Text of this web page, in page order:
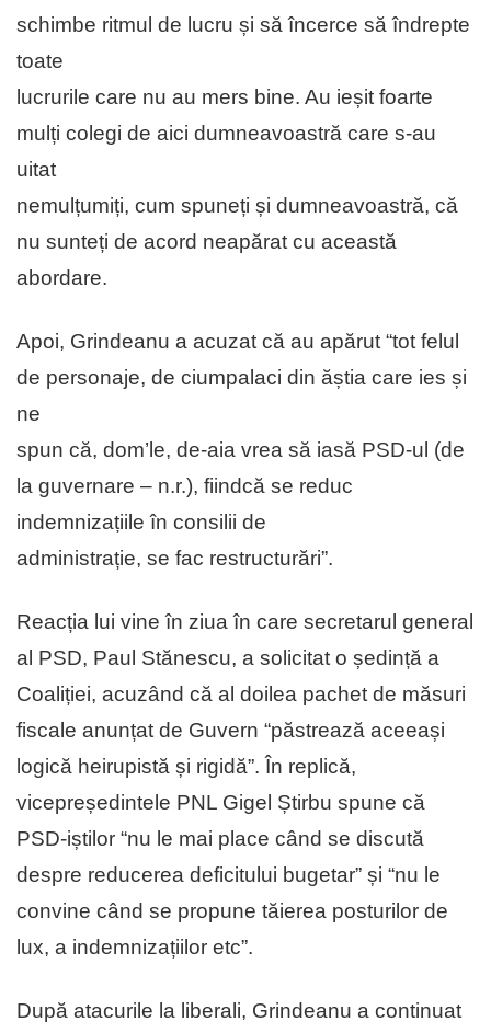
schimbe ritmul de lucru și să încerce să îndrepte
toate
lucrurile care nu au mers bine. Au ieșit foarte
mulți colegi de aici dumneavoastră care s-au
uitat
nemulțumiți, cum spuneți și dumneavoastră, că
nu sunteți de acord neapărat cu această
abordare.
Apoi, Grindeanu a acuzat că au apărut “tot felul
de personaje, de ciumpalaci din ăștia care ies și
ne
spun că, dom’le, de-aia vrea să iasă PSD-ul (de
la guvernare – n.r.), fiindcă se reduc
indemnizațiile în consilii de
administrație, se fac restructurări”.
Reacția lui vine în ziua în care secretarul general
al PSD, Paul Stănescu, a solicitat o ședință a
Coaliției, acuzând că al doilea pachet de măsuri
fiscale anunțat de Guvern “păstrează aceeași
logică heirupistă și rigidă”. În replică,
vicepreședintele PNL Gigel Știrbu spune că
PSD-iștilor “nu le mai place când se discută
despre reducerea deficitului bugetar” și “nu le
convine când se propune tăierea posturilor de
lux, a indemnizațiilor etc”.
După atacurile la liberali, Grindeanu a continuat